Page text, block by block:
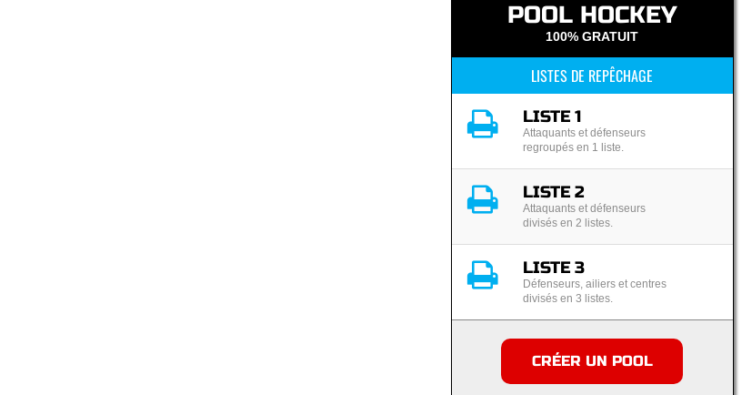
POOL HOCKEY
100% GRATUIT
LISTES DE REPÊCHAGE
LISTE 1
Attaquants et défenseurs
regroupés en 1 liste.
LISTE 2
Attaquants et défenseurs
divisés en 2 listes.
LISTE 3
Défenseurs, ailiers et centres
divisés en 3 listes.
CRÉER UN POOL